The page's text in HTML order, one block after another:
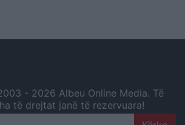
- 2026 Albeu Online Media. Të
të drejtat janë të rezervuara!